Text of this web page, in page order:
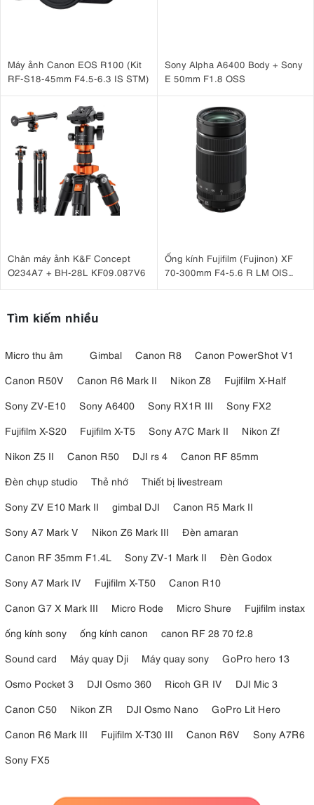
Máy ảnh Canon EOS R100 (Kit
RF-S18-45mm F4.5-6.3 IS STM)
Sony Alpha A6400 Body + Sony
E 50mm F1.8 OSS
Chân máy ảnh K&F Concept
O234A7 + BH-28L KF09.087V6
Ống kính Fujifilm (Fujinon) XF
70-300mm F4-5.6 R LM OIS
Tìm kiếm nhiều
Micro thu âm Gimbal Canon R8
Canon PowerShot V1
Canon R50V
Canon R6 Mark II Nikon Z8
Fujifilm X-Half
Sony ZV-E10
Sony A6400 Sony RX1R III
Sony FX2
Fujifilm X-S20
Fujifilm X-T5 Sony A7C Mark II
Nikon Zf
Nikon Z5 II
Canon R50 DJI rs 4
Canon RF 85mm
Đèn chụp studio
Thẻ nhớ
Thiết bị livestream
Sony ZV E10 Mark II
gimbal DJI
Canon R5 Mark II
Sony A7 Mark V
Nikon Z6 Mark III
Đèn amaran
Canon RF 35mm F1.4L
Sony ZV-1 Mark II
Đèn Godox
Sony A7 Mark IV
Fujifilm X-T50
Canon R10
Canon G7 X Mark III
Micro Rode Micro Shure
Fujifilm instax
ống kính sony
ống kính canon
canon RF 28 70 f2.8
Sound card
Máy quay Dji Máy quay sony
GoPro hero 13
Osmo Pocket 3
DJI Osmo 360 Ricoh GR IV
DJI Mic 3
Canon C50
Nikon ZR DJI Osmo Nano
GoPro Lit Hero
Canon R6 Mark III
Fujifilm X-T30 III Canon R6V
Sony A7R6
Sony FX5